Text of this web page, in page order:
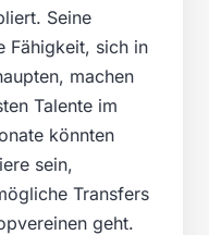
Seine
Fähigkeit, sich in
machen
Talente im
könnten
sein,
Transfers
geht.